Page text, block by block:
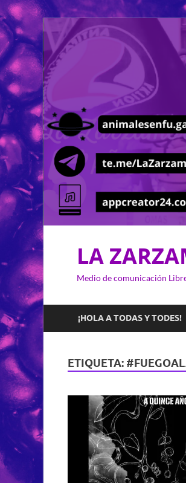
LA
Medio de comunicación
¡HOLA A TODAS Y TODES!
ETIQUETA: